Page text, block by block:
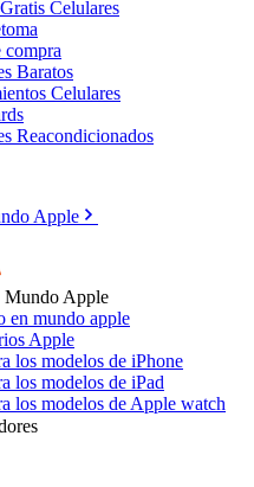
Celulares
compra
Baratos
Celulares
Reacondicionados
Apple
Mundo Apple
en mundo apple
Apple
los modelos de iPhone
los modelos de iPad
los modelos de Apple watch